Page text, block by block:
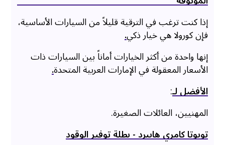
إذا كنت ترغب في الترقية قليلاً من السيارات الأساسية،
فإن كورولا هي خيار ذكي.
إنها واحدة من أكثر الخيارات أماناً بين السيارات ذات
الأسعار المعقولة في الإمارات العربية المتحدة.
الأفضل لـ:
المهنيين، العائلات الصغيرة.
تويوتا كامري هايبرد - بطلة توفير الوقود